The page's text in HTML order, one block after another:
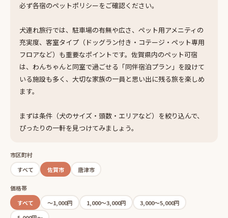
必ず各宿のペットポリシーをご確認ください。
犬連れ旅行では、駐車場の有無や広さ、ペット用アメニティの
充実度、客室タイプ（ドッグラン付き・コテージ・ペット専用
フロアなど）も重要なポイントです。佐賀県内のペット可宿
は、わんちゃんと同室で過ごせる「同伴宿泊プラン」を設けて
いる施設も多く、大切な家族の一員と思い出に残る旅を楽しめ
ます。
まずは条件（犬のサイズ・頭数・エリアなど）を絞り込んで、
ぴったりの一軒を見つけてみましょう。
市区町村
すべて
佐賀市 唐津市
価格帯
すべて
〜1,000円 1,000〜3,000円
3,000〜5,000円